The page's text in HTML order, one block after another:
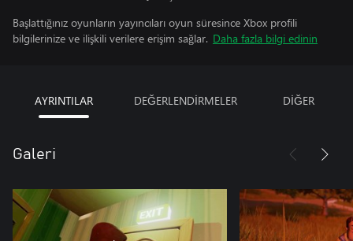
Başlattığınız oyunların yayıncıları oyun süresince Xbox profili
bilgilerinize ve ilişkili verilere erişim sağlar. Daha fazla bilgi edinin
AYRINTILAR DEĞERLENDİRMELER DİĞER
Galeri